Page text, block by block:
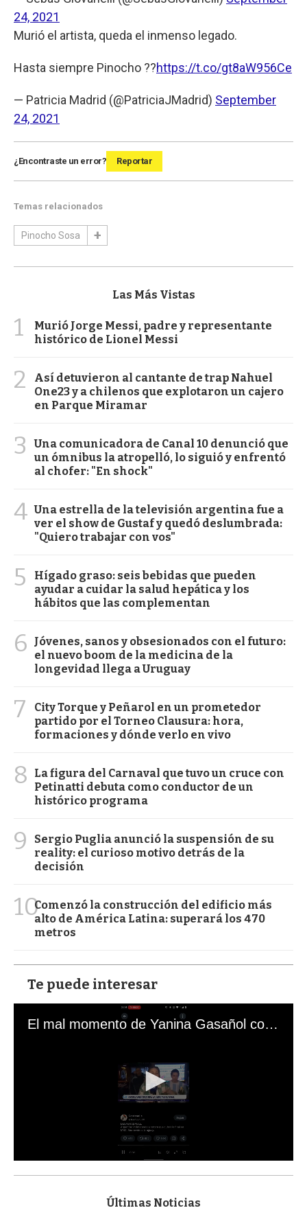
24, 2021
Murió el artista, queda el inmenso legado.
Hasta siempre Pinocho ??https://t.co/gt8aW956Ce
— Patricia Madrid (@PatriciaJMadrid) September
24, 2021
¿Encontraste un error? Reportar
Temas relacionados
Pinocho Sosa
Las Más Vistas
1
Murió Jorge Messi, padre y representante
histórico de Lionel Messi
2
Así detuvieron al cantante de trap Nahuel
One23 y a chilenos que explotaron un cajero
en Parque Miramar
3
Una comunicadora de Canal 10 denunció que
un ómnibus la atropelló, lo siguió y enfrentó
al chofer: "En shock"
4 Una estrella de la televisión argentina fue a
ver el show de Gustaf y quedó deslumbrada:
"Quiero trabajar con vos"
5
Hígado graso: seis bebidas que pueden
ayudar a cuidar la salud hepática y los
hábitos que las complementan
6
Jóvenes, sanos y obsesionados con el futuro:
el nuevo boom de la medicina de la
longevidad llega a Uruguay
7
City Torque y Peñarol en un prometedor
partido por el Torneo Clausura: hora,
formaciones y dónde verlo en vivo
8
La figura del Carnaval que tuvo un cruce con
Petinatti debuta como conductor de un
histórico programa
9
Sergio Puglia anunció la suspensión de su
reality: el curioso motivo detrás de la
decisión
10Comenzó la construcción del edificio más
alto de América Latina: superará los 470
metros
Te puede interesar
El mal momento de Yanina Gasañol con un hincha argentino en "Subrayado"
s
Últimas Noticias